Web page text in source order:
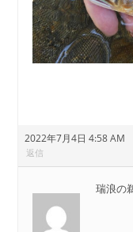
2022年7月4日 4:58 AM
返信
瑞浪の